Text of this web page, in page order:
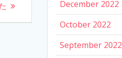
December 2022
October 2022
September 2022